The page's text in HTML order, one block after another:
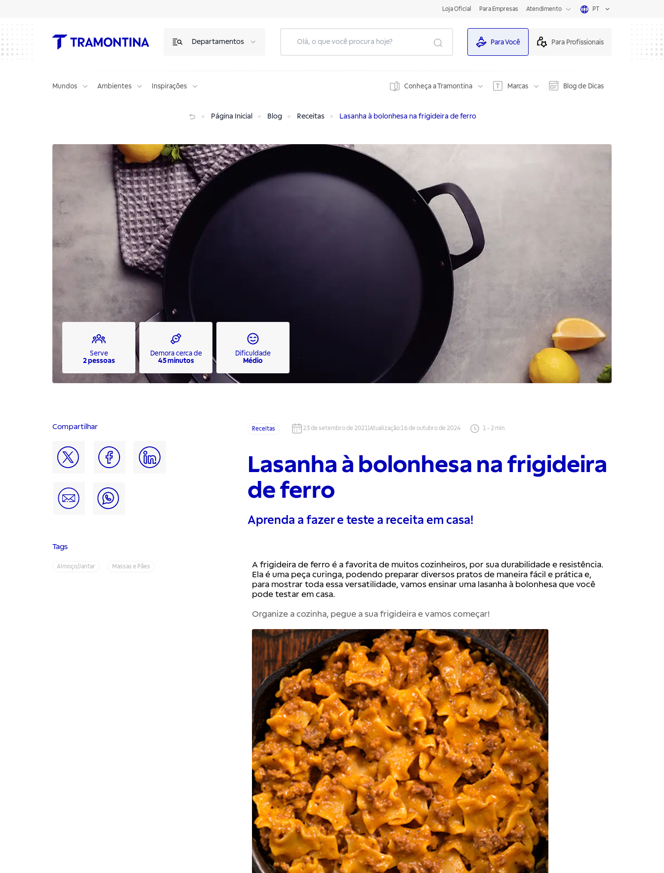
Loja Oficial Para Empresas Atendimento PT
Departamentos Para Você Para Profissionais
Mundos Ambientes Inspirações Conheça a Tramontina Marcas Blog de Dicas
Página Inicial Blog Receitas Lasanha à bolonhesa na frigideira de ferro
Serve
2 pessoas
Demora cerca de
45 minutos
Dificuldade
Médio
Compartilhar
Tags
Almoço/Jantar Massas e Pães
Receitas 23 de setembro de 2021 Atualização:16 de outubro de 2024 1- 2 min
Lasanha à bolonhesa na frigideira
de ferro
Aprenda a fazer e teste a receita em casa!
A frigideira de ferro é a favorita de muitos cozinheiros, por sua durabilidade e resistência.
Ela é uma peça curinga, podendo preparar diversos pratos de maneira fácil e prática e,
para mostrar toda essa versatilidade, vamos ensinar uma lasanha à bolonhesa que você
Organize a cozinha, pegue a sua frigideira e vamos começar!